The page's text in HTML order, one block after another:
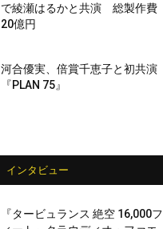
で綾瀬はるかと共演 総製作費
20億円
河合優実、倍賞千恵子と初共演
『PLAN 75』
インタビュー
『タービュランス 絶空 16,000フ